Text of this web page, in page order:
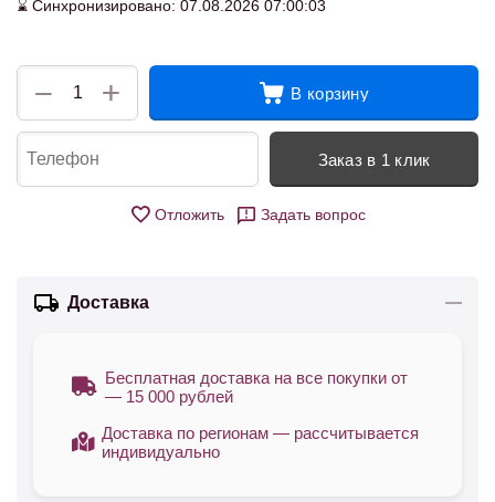
⌛ Синхронизировано: 07.08.2026 07:00:03
+
− В корзину
Заказ в 1 клик
Отложить Задать вопрос
Доставка
Бесплатная доставка на все покупки от
— 15 000 рублей
Доставка по регионам — рассчитывается
индивидуально